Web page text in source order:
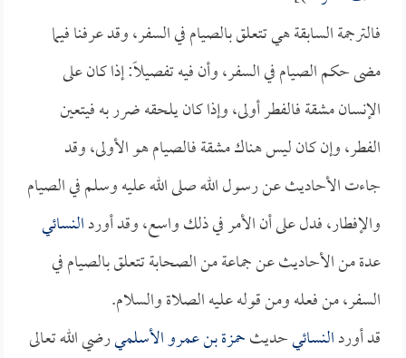
فالترجمة السابقة هي تتعلق بالصيام في السفر، وقد عرفنا فيما
مضى حكم الصيام في السفر، وأن فيه تفصيلاً: إذا كان على
الإنسان مشقة فالفطر أولى، وإذا كان يلحقه ضرر به فيتعين
الفطر، وإن كان ليس هناك مشقة فالصيام هو الأولى، وقد
جاءت الأحاديث عن رسول الله صلى الله عليه وسلم في الصيام
والإفطار، فدل على أن الأمر في ذلك واسع، وقد أوردالنسائي
عدة من الأحاديث عن جماعة من الصحابة تتعلق بالصيام في
السفر، من فعله ومن قوله عليه الصلاة والسلام.
قد أوردالنسائيحديثحمزة بن عمرو الأسلميرضي الله تعالى